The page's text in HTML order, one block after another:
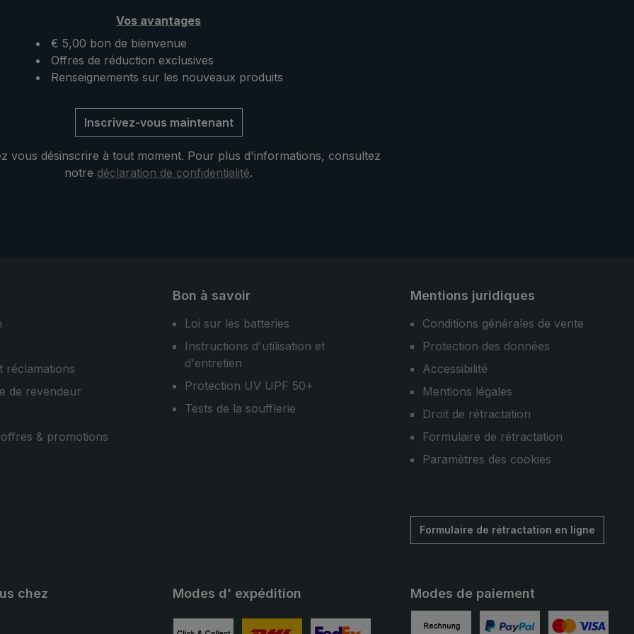
GPS ou encore
photo.
poignée du parapluie est insérée
dans la poche de la ceinture de
hanche, ce qui assure une stabilité
supplémentaire. Des bandes
bretelles assurent une meilleure
visibilité.
Vos avantages
€ 5,00 bon de bienvenue
Offres de réduction exclusives
Renseignements sur les nouveaux produits
Inscrivez-vous maintenant
vous désinscrire à tout moment. Pour plus d'informations, consultez
notre déclaration de confidentialité.
réclamations
de revendeur
& promotions
Bon à savoir
Loi sur les batteries
Instructions d'utilisation et
d'entretien
Protection UV UPF 50+
Tests de la soufflerie
Mentions juridiques
Conditions générales de vente
Protection des données
Accessibilité
Mentions légales
Droit de rétractation
Formulaire de rétractation
Paramètres des cookies
Formulaire de rétractation en ligne
chez Modes d' expédition Modes de paiement